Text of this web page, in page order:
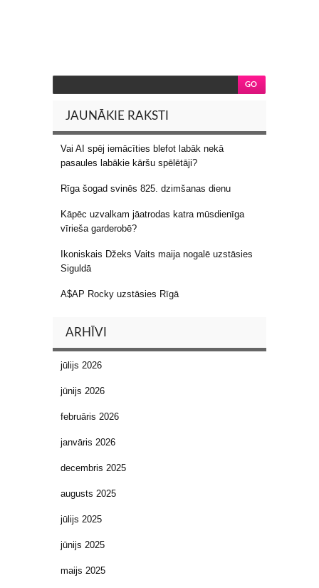
JAUNĀKIE RAKSTI
Vai AI spēj iemācīties blefot labāk nekā
pasaules labākie kāršu spēlētāji?
Rīga šogad svinēs 825. dzimšanas dienu
Kāpēc uzvalkam jāatrodas katra mūsdienīga
vīrieša garderobē?
Ikoniskais Džeks Vaits maija nogalē uzstāsies
Siguldā
A$AP Rocky uzstāsies Rīgā
ARHĪVI
jūlijs 2026
jūnijs 2026
februāris 2026
janvāris 2026
decembris 2025
augusts 2025
jūlijs 2025
jūnijs 2025
maijs 2025